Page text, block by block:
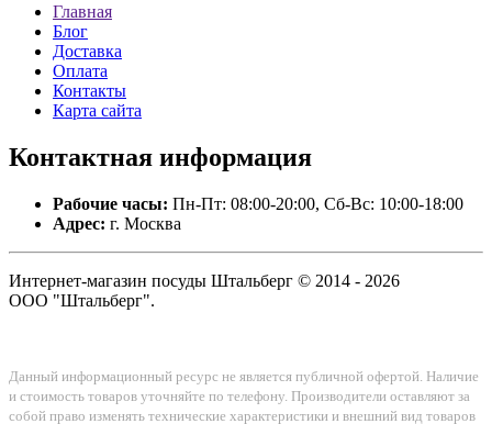
Главная
Блог
Доставка
Оплата
Контакты
Карта сайта
Контактная информация
Рабочие часы: Пн-Пт: 08:00-20:00, Сб-Вс: 10:00-18:00
Адрес: г. Москва
Интернет-магазин посуды Штальберг © 2014 - 2026
ООО "Штальберг".
Данный информационный ресурс не является публичной офертой. Наличие
и стоимость товаров уточняйте по телефону. Производители оставляют за
собой право изменять технические характеристики и внешний вид товаров